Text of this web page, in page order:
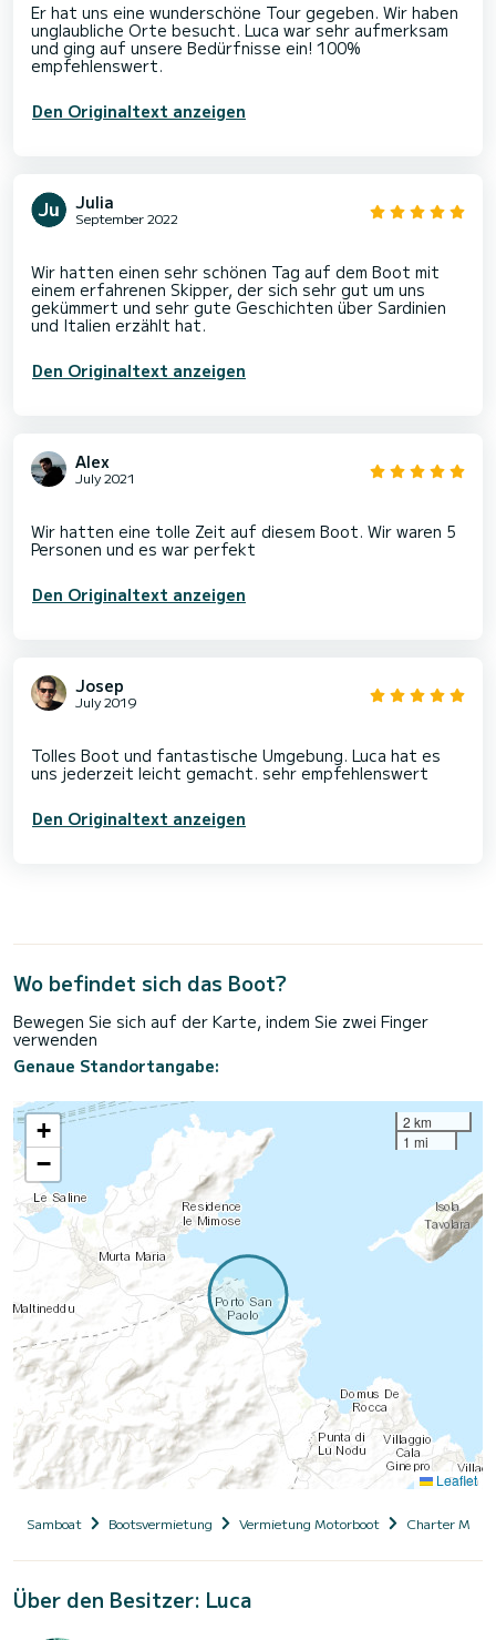
Er hat uns eine wunderschöne Tour gegeben. Wir haben
unglaubliche Orte besucht. Luca war sehr aufmerksam
und ging auf unsere Bedürfnisse ein! 100%
Den Originaltext anzeigen
Julia
September 2022
Wir hatten einen sehr schönen Tag auf dem Boot mit
einem erfahrenen Skipper, der sich sehr gut um uns
gekümmert und sehr gute Geschichten über Sardinien
Den Originaltext anzeigen
Alex
July 2021
Wir hatten eine tolle Zeit auf diesem Boot. Wir waren 5
Den Originaltext anzeigen
Josep
July 2019
Tolles Boot und fantastische Umgebung. Luca hat es
Den Originaltext anzeigen
Wo befindet sich das Boot?
Bewegen Sie sich auf der Karte, indem Sie zwei Finger
verwenden
Genaue Standortangabe:
+
−
2 km
1 mi
Leaflet
Samboat Bootsvermietung Vermietung Motorboot Charter
Über den Besitzer: Luca